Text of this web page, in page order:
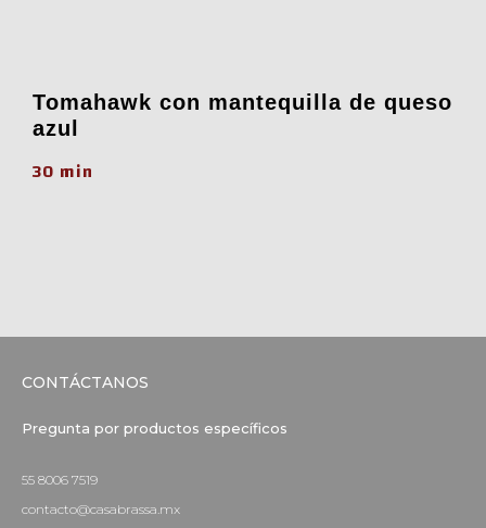
Tomahawk con mantequilla de queso
azul
30 min
CONTÁCTANOS
Pregunta por productos específicos
55 8006 7519
contacto@casabrassa.mx